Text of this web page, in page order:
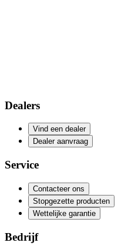
Dealers
Vind een dealer
Dealer aanvraag
Service
Contacteer ons
Stopgezette producten
Wettelijke garantie
Bedrijf